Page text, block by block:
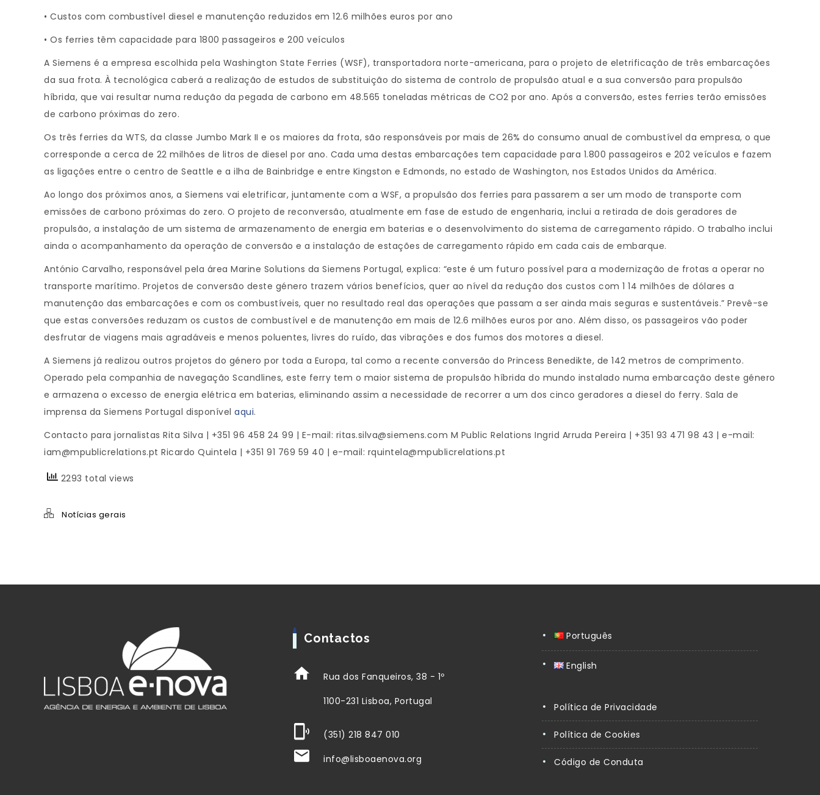
• Custos com combustível diesel e manutenção reduzidos em 12.6 milhões euros por ano
• Os ferries têm capacidade para 1800 passageiros e 200 veículos
A Siemens é a empresa escolhida pela Washington State Ferries (WSF), transportadora norte-americana, para o projeto de eletrificação de três embarcações
da sua frota. À tecnológica caberá a realização de estudos de substituição do sistema de controlo de propulsão atual e a sua conversão para propulsão
híbrida, que vai resultar numa redução da pegada de carbono em 48.565 toneladas métricas de CO2 por ano. Após a conversão, estes ferries terão emissões
de carbono próximas do zero.
Os três ferries da WTS, da classe Jumbo Mark II e os maiores da frota, são responsáveis por mais de 26% do consumo anual de combustível da empresa, o que
corresponde a cerca de 22 milhões de litros de diesel por ano. Cada uma destas embarcações tem capacidade para 1.800 passageiros e 202 veículos e fazem
as ligações entre o centro de Seattle e a ilha de Bainbridge e entre Kingston e Edmonds, no estado de Washington, nos Estados Unidos da América.
Ao longo dos próximos anos, a Siemens vai eletrificar, juntamente com a WSF, a propulsão dos ferries para passarem a ser um modo de transporte com
emissões de carbono próximas do zero. O projeto de reconversão, atualmente em fase de estudo de engenharia, inclui a retirada de dois geradores de
propulsão, a instalação de um sistema de armazenamento de energia em baterias e o desenvolvimento do sistema de carregamento rápido. O trabalho inclui
ainda o acompanhamento da operação de conversão e a instalação de estações de carregamento rápido em cada cais de embarque.
António Carvalho, responsável pela área Marine Solutions da Siemens Portugal, explica: “este é um futuro possível para a modernização de frotas a operar no
transporte marítimo. Projetos de conversão deste género trazem vários benefícios, quer ao nível da redução dos custos com 1 14 milhões de dólares a
manutenção das embarcações e com os combustíveis, quer no resultado real das operações que passam a ser ainda mais seguras e sustentáveis.” Prevê-se
que estas conversões reduzam os custos de combustível e de manutenção em mais de 12.6 milhões euros por ano. Além disso, os passageiros vão poder
desfrutar de viagens mais agradáveis e menos poluentes, livres do ruído, das vibrações e dos fumos dos motores a diesel.
A Siemens já realizou outros projetos do género por toda a Europa, tal como a recente conversão do Princess Benedikte, de 142 metros de comprimento.
Operado pela companhia de navegação Scandlines, este ferry tem o maior sistema de propulsão híbrida do mundo instalado numa embarcação deste género
e armazena o excesso de energia elétrica em baterias, eliminando assim a necessidade de recorrer a um dos cinco geradores a diesel do ferry. Sala de
imprensa da Siemens Portugal disponível aqui.
Contacto para jornalistas Rita Silva | +351 96 458 24 99 | E-mail: ritas.silva@siemens.com M Public Relations Ingrid Arruda Pereira | +351 93 471 98 43 | e-mail:
iam@mpublicrelations.pt Ricardo Quintela | +351 91 769 59 40 | e-mail: rquintela@mpublicrelations.pt
2293 total views
Notícias gerais
Contactos
Rua dos Fanqueiros, 38 - 1º
1100-231 Lisboa, Portugal
(351) 218 847 010
info@lisboaenova.org
Português
English
Política de Privacidade
Política de Cookies
Código de Conduta